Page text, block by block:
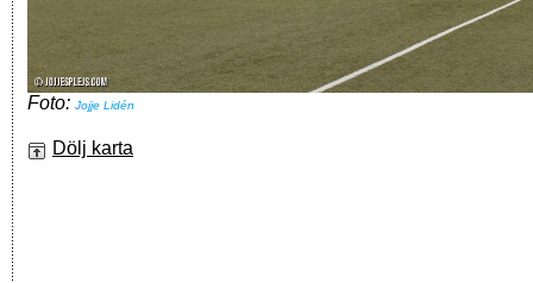
Foto: Jojje Lidén
Dölj karta